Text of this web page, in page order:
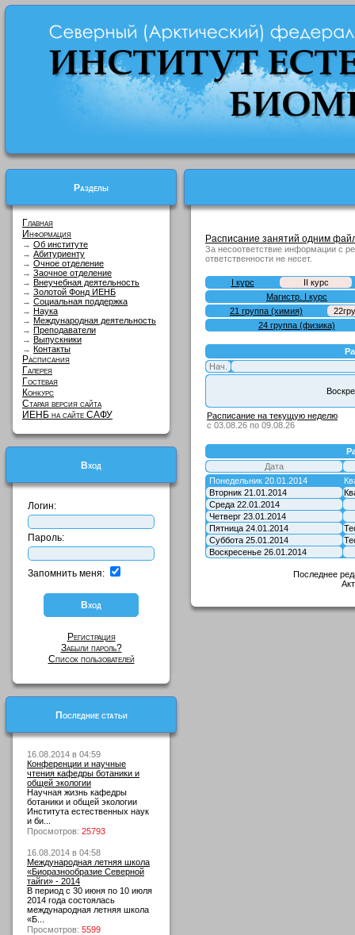
Разделы
Главная
Информация
→ Об институте
→ Абитуриенту
→ Очное отделение
→ Заочное отделение
→ Внеучебная деятельность
→ Золотой Фонд ИЕНБ
→ Социальная поддержка
→ Наука
→ Международная деятельность
→ Преподаватели
→ Выпускники
→ Контакты
Расписания
Галерея
Гостевая
Конкурс
Старая версия сайта
ИЕНБ на сайте САФУ
Вход
Логин:
Пароль:
Запомнить меня:
Регистрация
Забыли пароль?
Список пользователей
Последние статьи
16.08.2014 в 04:59
Конференции и научные
чтения кафедры ботаники и
общей экологии
Научная жизнь кафедры
ботаники и общей экологии
Института естественных наук
и би...
Просмотров: 25793
16.08.2014 в 04:58
Международная летняя школа
«Биоразнообразие Северной
тайги» - 2014
В период с 30 июня по 10 июля
2014 года состоялась
международная летняя школа
«Б...
Просмотров: 5599
Расписание занятий одним
За несоответствие информации с
ответственности не несет.
I курс
II курс
Магистр. I курс
21 группа (химия)
24 группа (физика)
Нач.
Расписание на текущую неделю
с 03.08.26 по 09.08.26
Дата
Понедельник 20.01.2014
Вторник 21.01.2014
Среда 22.01.2014
Четверг 23.01.2014
Пятница 24.01.2014
Суббота 25.01.2014
Воскресенье 26.01.2014
Последнее